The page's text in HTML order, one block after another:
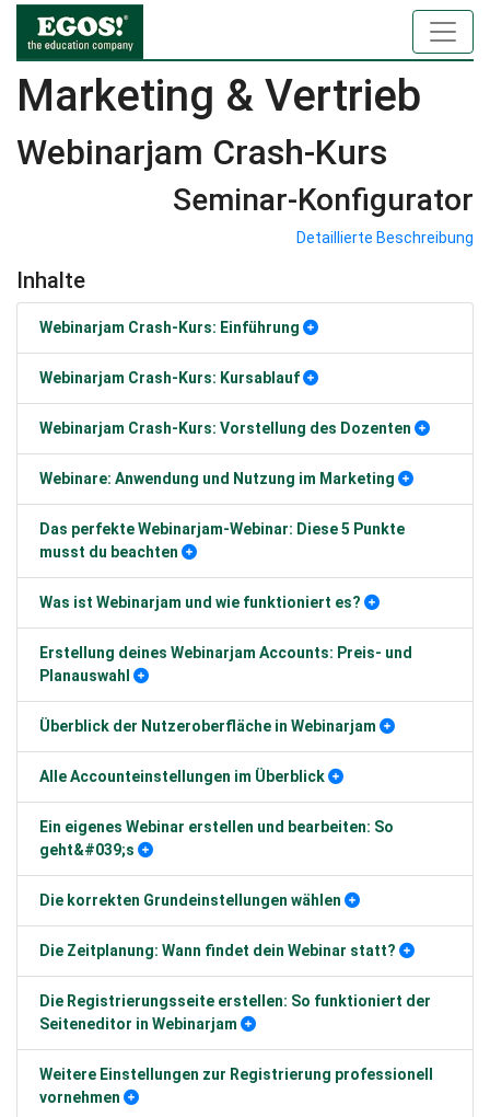
Marketing & Vertrieb
Webinarjam Crash-Kurs
Seminar-Konfigurator
Detaillierte Beschreibung
Inhalte
Webinarjam Crash-Kurs: Einführung
Webinarjam Crash-Kurs: Kursablauf
Webinarjam Crash-Kurs: Vorstellung des Dozenten
Webinare: Anwendung und Nutzung im Marketing
Das perfekte Webinarjam-Webinar: Diese 5 Punkte
musst du beachten
Was ist Webinarjam und wie funktioniert es?
Erstellung deines Webinarjam Accounts: Preis- und
Planauswahl
Überblick der Nutzeroberfläche in Webinarjam
Alle Accounteinstellungen im Überblick
Ein eigenes Webinar erstellen und bearbeiten: So
geht&#039;s
Die korrekten Grundeinstellungen wählen
Die Zeitplanung: Wann findet dein Webinar statt?
Die Registrierungsseite erstellen: So funktioniert der
Seiteneditor in Webinarjam
Weitere Einstellungen zur Registrierung professionell
vornehmen